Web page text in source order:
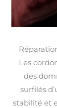
Les
des
surfilés
stabilité et